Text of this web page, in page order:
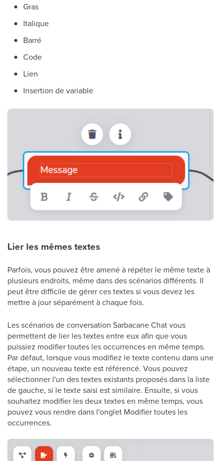
Gras
Italique
Barré
Code
Lien
Insertion de variable
Lier les mêmes textes
Parfois, vous pouvez être amené à répéter le même texte à
plusieurs endroits, même dans des scénarios différents. Il
peut être difficile de gérer ces textes si vous devez les
mettre à jour séparément à chaque fois.
Les scénarios de conversation Sarbacane Chat vous
permettent de lier les textes entre eux afin que vous
puissiez modifier toutes les occurrences en même temps.
Par défaut, lorsque vous modifiez le texte contenu dans une
étape, un nouveau texte est référencé. Vous pouvez
sélectionner l'un des textes existants proposés dans la liste
de gauche, si le texte saisi est similaire. Ensuite, si vous
souhaitez modifier les deux textes en même temps, vous
pouvez vous rendre dans l'onglet Modifier toutes les
occurrences.